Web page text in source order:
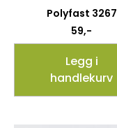
Polyfast 3267
59,-
Legg i
handlekurv